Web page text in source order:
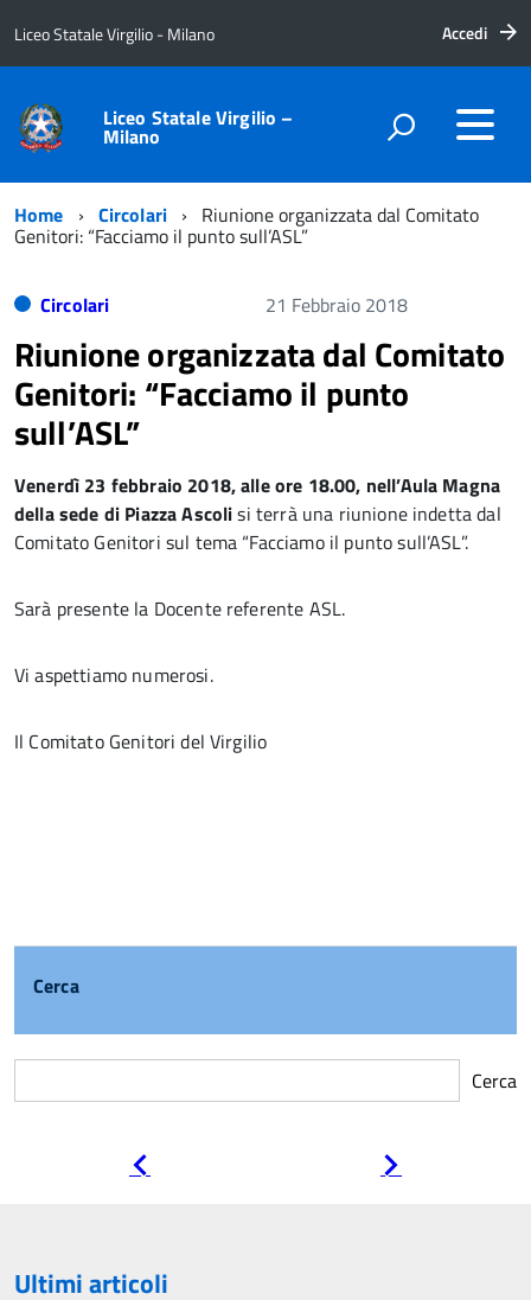
Liceo Statale Virgilio - Milano Accedi
Liceo Statale Virgilio –
Milano
Home Circolari Riunione organizzata dal Comitato
Genitori: “Facciamo il punto sull’ASL”
Circolari 21 Febbraio 2018
Riunione organizzata dal Comitato
Genitori: “Facciamo il punto
sull’ASL”
Venerdì 23 febbraio 2018, alle ore 18.00, nell’Aula Magna
della sede di Piazza Ascolisi terrà una riunione indetta dal
Comitato Genitori sul tema “Facciamo il punto sull’ASL”.
Sarà presente la Docente referente ASL.
Vi aspettiamo numerosi.
Il Comitato Genitori del Virgilio
Cerca
Cerca
Ultimi articoli